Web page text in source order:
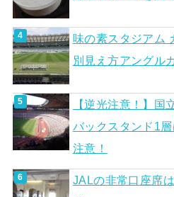
味の素スタジアム
別見え方アングル
【逆光注意！】国
バックスタンド1
注意！
JALの非常口座席